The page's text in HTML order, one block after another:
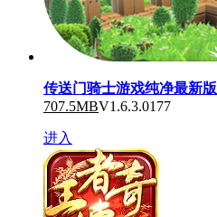
传送门骑士游戏纯净最新版
707.5MBV1.6.3.0177
进入